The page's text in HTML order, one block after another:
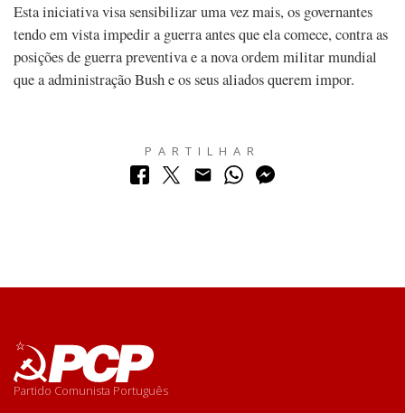
Esta iniciativa visa sensibilizar uma vez mais, os governantes
tendo em vista impedir a guerra antes que ela comece, contra as
posições de guerra preventiva e a nova ordem militar mundial
que a administração Bush e os seus aliados querem impor.
PARTILHAR
Partido Comunista Português